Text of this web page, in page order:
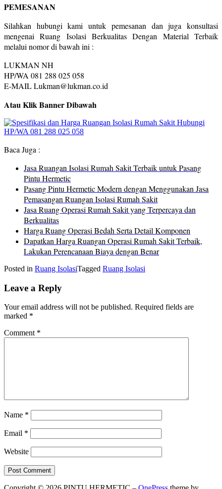
PEMESANAN
Silahkan hubungi kami untuk pemesanan dan juga konsultasi
mengenai Ruang Isolasi Berkualitas Dengan Material Terbaik
melalui nomor di bawah ini :
LUKMAN NH
HP/WA 081 288 025 058
E-MAIL Lukman@lukman.co.id
Atau Klik Banner Dibawah
Baca Juga :
Jasa Ruangan Isolasi Rumah Sakit Terbaik untuk Pasang
Pintu Hermetic
Pasang Pintu Hermetic Modern dengan Menggunakan Jasa
Pemasangan Ruangan Isolasi Rumah Sakit
Jasa Ruang Operasi Rumah Sakit yang Terpercaya dan
Berkualitas
Harga Ruang Operasi Bedah Serta Detail Komponen
Dapatkan Harga Ruangan Operasi Rumah Sakit Terbaik,
Lakukan Perencanaan Biaya dengan Benar
Posted in Ruang IsolasiTagged Ruang Isolasi
Leave a Reply
Your email address will not be published. Required fields are
marked *
Comment *
Name *
Email *
Website